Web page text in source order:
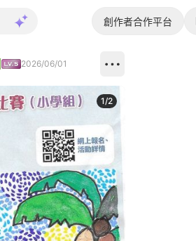
創作者合作平台
2026/06/01
1/2